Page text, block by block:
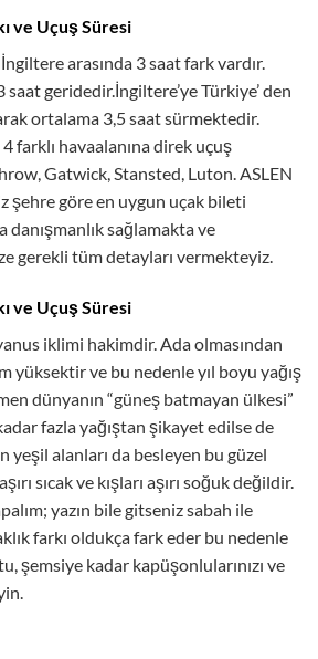
ve Uçuş Süresi
arasında 3 saat fark vardır.
saat geridedir.İngiltere’ye Türkiye’ den
ortalama 3,5 saat sürmektedir.
farklı havaalanına direk uçuş
Gatwick, Stansted, Luton. ASLEN
şehre göre en uygun uçak bileti
danışmanlık sağlamakta ve
gerekli tüm detayları vermekteyiz.
ve Uçuş Süresi
iklimi hakimdir. Ada olmasından
yüksektir ve bu nedenle yıl boyu yağış
dünyanın “güneş batmayan ülkesi”
fazla yağıştan şikayet edilse de
yeşil alanları da besleyen bu güzel
sıcak ve kışları aşırı soğuk değildir.
yazın bile gitseniz sabah ile
farkı oldukça fark eder bu nedenle
şemsiye kadar kapüşonlularınızı ve